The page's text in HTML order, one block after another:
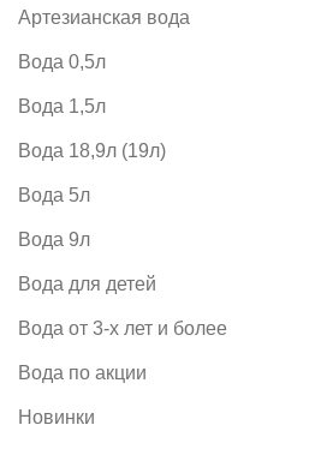
Артезианская вода
Вода 0,5л
Вода 1,5л
Вода 18,9л (19л)
Вода 5л
Вода 9л
Вода для детей
Вода от 3-х лет и более
Вода по акции
Новинки